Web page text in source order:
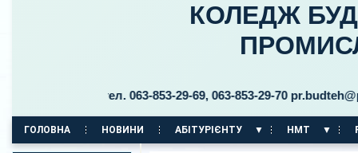
КОЛЕДЖ
30 тел. 063-853-29-69, 063-853-29-70
ГОЛОВНА НОВИНИ АБІТУРІЄНТУ НМТ